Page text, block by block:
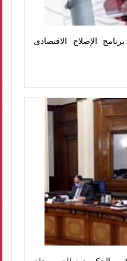
الإصلاح الاقتصادى